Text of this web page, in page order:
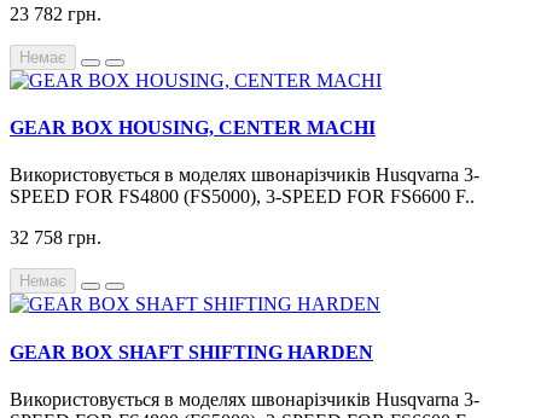
23 782 грн.
Немає
GEAR BOX HOUSING, CENTER MACHI
Використовується в моделях швонарізчиків Husqvarna 3-
SPEED FOR FS4800 (FS5000), 3-SPEED FOR FS6600 F..
32 758 грн.
Немає
GEAR BOX SHAFT SHIFTING HARDEN
Використовується в моделях швонарізчиків Husqvarna 3-